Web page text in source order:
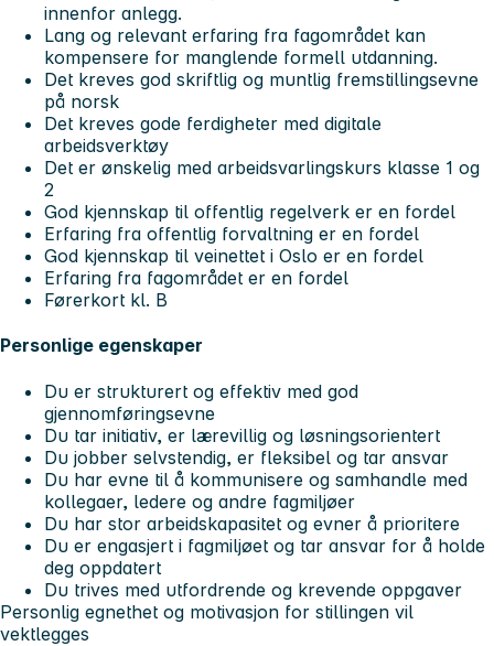
innenfor anlegg.
Lang og relevant erfaring fra fagområdet kan
kompensere for manglende formell utdanning.
Det kreves god skriftlig og muntlig fremstillingsevne
på norsk
Det kreves gode ferdigheter med digitale
arbeidsverktøy
Det er ønskelig med arbeidsvarlingskurs klasse 1 og
2
God kjennskap til offentlig regelverk er en fordel
Erfaring fra offentlig forvaltning er en fordel
God kjennskap til veinettet i Oslo er en fordel
Erfaring fra fagområdet er en fordel
Førerkort kl. B
Personlige egenskaper
Du er strukturert og effektiv med god
gjennomføringsevne
Du tar initiativ, er lærevillig og løsningsorientert
Du jobber selvstendig, er fleksibel og tar ansvar
Du har evne til å kommunisere og samhandle med
kollegaer, ledere og andre fagmiljøer
Du har stor arbeidskapasitet og evner å prioritere
Du er engasjert i fagmiljøet og tar ansvar for å holde
deg oppdatert
Du trives med utfordrende og krevende oppgaver
Personlig egnethet og motivasjon for stillingen vil
vektlegges